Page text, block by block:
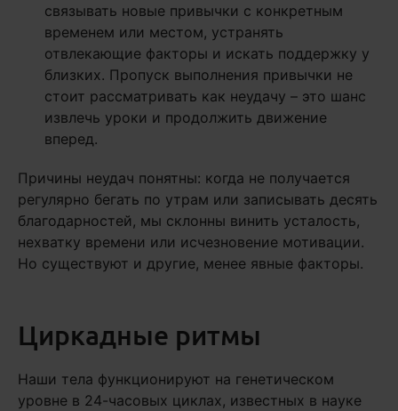
связывать новые привычки с конкретным
временем или местом, устранять
отвлекающие факторы и искать поддержку у
близких. Пропуск выполнения привычки не
стоит рассматривать как неудачу – это шанс
извлечь уроки и продолжить движение
вперед.
Причины неудач понятны: когда не получается
регулярно бегать по утрам или записывать десять
благодарностей, мы склонны винить усталость,
нехватку времени или исчезновение мотивации.
Но существуют и другие, менее явные факторы.
Циркадные ритмы
Наши тела функционируют на генетическом
уровне в 24-часовых циклах, известных в науке